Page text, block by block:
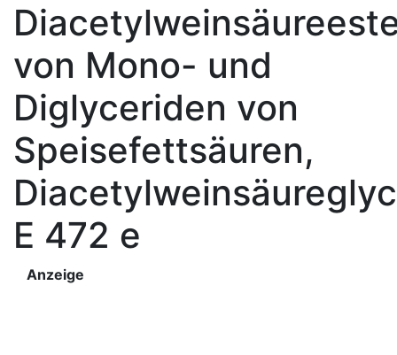
von Mono- und
Diglyceriden von
Speisefettsäuren,
E 472 e
Anzeige